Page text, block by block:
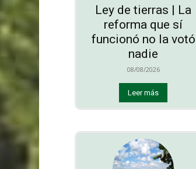
Ley de tierras | La
reforma que sí
funcionó no la votó
nadie
08/08/2026
Leer más